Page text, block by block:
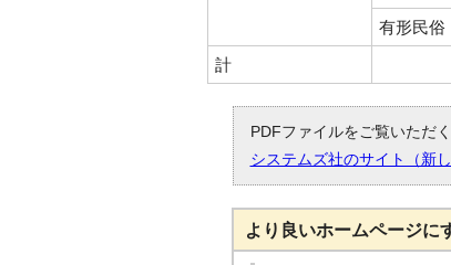
有形民俗
計
PDFファイルをご覧いただ
システムズ社のサイト（新
より良いホームページに